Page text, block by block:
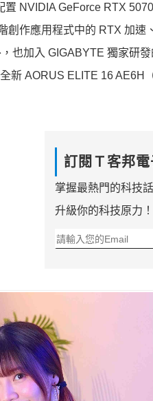
NVIDIA GeForce RTX
創作應用程式中的 RTX 加速
也加入 GIGABYTE 獨家研
新 AORUS ELITE 16 AE6H
訂閱Ｔ客邦
掌握最熱門的科技
升級你的科技原力！